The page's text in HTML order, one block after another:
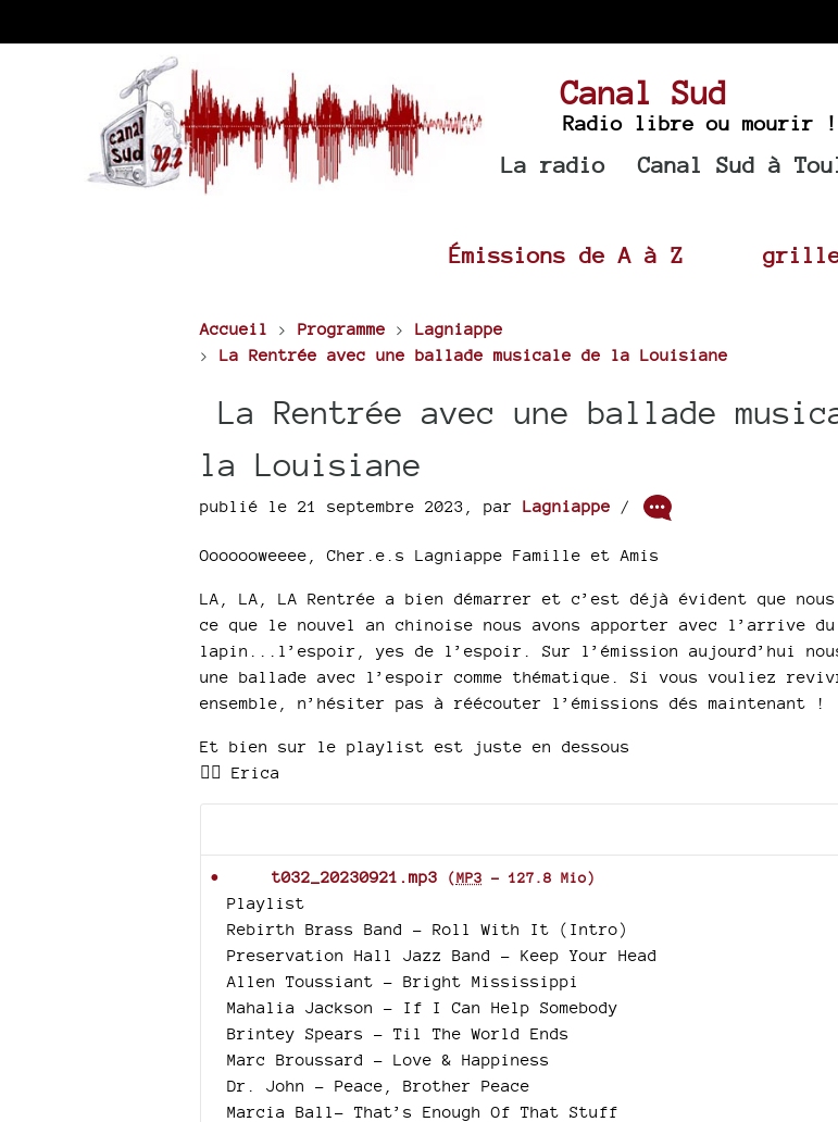
Canal Sud
Radio libre ou mourir !
La radio Canal Sud à
Émissions de A à Z
Accueil > Programme > Lagniappe
> La Rentrée avec une ballade musicale de la Louisiane
La Rentrée avec une ballade
la Louisiane
publié le 21 septembre 2023 par Lagniappe /
Ooooooweeee, Cher.e.s Lagniappe Famille et Amis
LA, LA, LA Rentrée a bien démarrer et c’est déjà évident que
ce que le nouvel an chinoise nous avons apporter avec l’arrive du
lapin...l’espoir, yes de l’espoir. Sur l’émission aujourd’hui
une ballade avec l’espoir comme thématique. Si vous vouliez
ensemble, n’hésiter pas à réécouter l’émissions dés maintenant !
Et bien sur le playlist est juste en dessous
❤️‍🔥 Erica
t032_20230921.mp3 (MP3 - 127.8 Mio)
Playlist
Rebirth Brass Band - Roll With It (Intro)
Preservation Hall Jazz Band - Keep Your Head
Allen Toussiant - Bright Mississippi
Mahalia Jackson - If I Can Help Somebody
Brintey Spears - Til The World Ends
Marc Broussard - Love & Happiness
Dr. John - Peace, Brother Peace
Marcia Ball- That’s Enough Of That Stuff